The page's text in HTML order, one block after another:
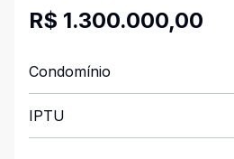
R$ 1.300.000,00
Condomínio
IPTU